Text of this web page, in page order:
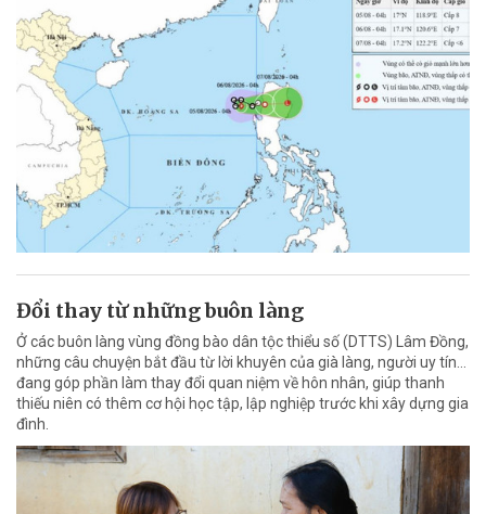
Đổi thay từ những buôn làng
Ở các buôn làng vùng đồng bào dân tộc thiểu số (DTTS) Lâm Đồng,
những câu chuyện bắt đầu từ lời khuyên của già làng, người uy tín…
đang góp phần làm thay đổi quan niệm về hôn nhân, giúp thanh
thiếu niên có thêm cơ hội học tập, lập nghiệp trước khi xây dựng gia
đình.